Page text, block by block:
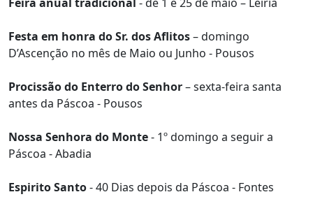
Festa em honra do Sr. dos Aflitos– domingo
D’Ascenção no mês de Maio ou Junho - Pousos
Procissão do Enterro do Senhor– sexta-feira santa
antes da Páscoa - Pousos
Nossa Senhora do Monte- 1º domingo a seguir a
Páscoa - Abadia
Espirito Santo- 40 Dias depois da Páscoa - Fontes